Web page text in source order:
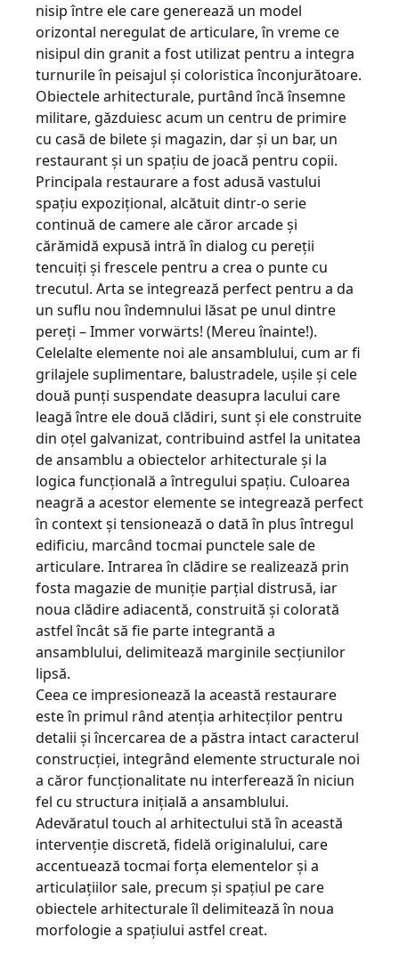
nisip între ele care generează un model
orizontal neregulat de articulare, în vreme ce
nisipul din granit a fost utilizat pentru a integra
turnurile în peisajul şi coloristica înconjurătoare.
Obiectele arhitecturale, purtând încă însemne
militare, găzduiesc acum un centru de primire
cu casă de bilete şi magazin, dar şi un bar, un
restaurant şi un spaţiu de joacă pentru copii.
Principala restaurare a fost adusă vastului
spaţiu expoziţional, alcătuit dintr-o serie
continuă de camere ale căror arcade şi
cărămidă expusă intră în dialog cu pereţii
tencuiţi şi frescele pentru a crea o punte cu
trecutul. Arta se integrează perfect pentru a da
un suflu nou îndemnului lăsat pe unul dintre
pereţi – Immer vorwärts! (Mereu înainte!).
Celelalte elemente noi ale ansamblului, cum ar fi
grilajele suplimentare, balustradele, uşile şi cele
două punţi suspendate deasupra lacului care
leagă între ele două clădiri, sunt şi ele construite
din oţel galvanizat, contribuind astfel la unitatea
de ansamblu a obiectelor arhitecturale şi la
logica funcţională a întregului spaţiu. Culoarea
neagră a acestor elemente se integrează perfect
în context şi tensionează o dată în plus întregul
edificiu, marcând tocmai punctele sale de
articulare. Intrarea în clădire se realizează prin
fosta magazie de muniţie parţial distrusă, iar
noua clădire adiacentă, construită şi colorată
astfel încât să fie parte integrantă a
ansamblului, delimitează marginile secţiunilor
lipsă.
Ceea ce impresionează la această restaurare
este în primul rând atenţia arhitecţilor pentru
detalii şi încercarea de a păstra intact caracterul
construcţiei, integrând elemente structurale noi
a căror funcţionalitate nu interferează în niciun
fel cu structura iniţială a ansamblului.
Adevăratul touch al arhitectului stă în această
intervenţie discretă, fidelă originalului, care
accentuează tocmai forţa elementelor şi a
articulaţiilor sale, precum şi spaţiul pe care
obiectele arhitecturale îl delimitează în noua
morfologie a spaţiului astfel creat.